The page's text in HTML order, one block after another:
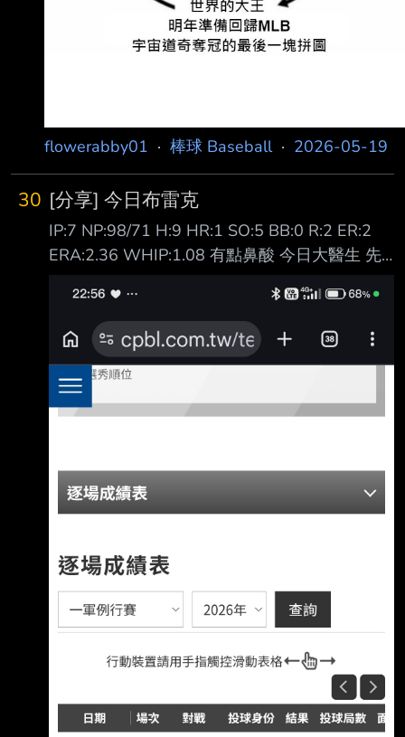
flowerabby01 · 棒球 Baseball· 2026-05-19
30 [分享] 今日布雷克
IP:7 NP:98/71 H:9 HR:1 SO:5 BB:0 R:2 ER:2
ERA:2.36 WHIP:1.08 有點鼻酸 今日大醫生 先
發七局掉2分 隊友慘遭爪爪接力無安打 毫無援護
苦吞敗投 近三場先發 累積21.2局，總共只掉4分
隊友總計攻回6分， 其中有五分都是在第二戰 --